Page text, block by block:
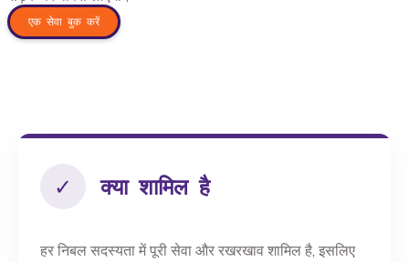
एक सेवा बुक करें
✓ क्या शामिल है
हर निबल सदस्यता में पूरी सेवा और रखरखाव शामिल है, इसलिए